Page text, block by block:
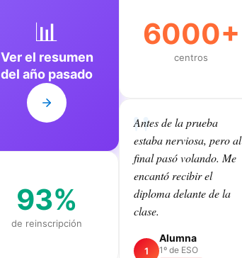
📊
Ver el resumen
del año pasado
93%
de reinscripción
6000+
centros
Antes de la prueba
estaba nerviosa, pero al
final pasó volando. Me
encantó recibir el
diploma delante de la
clase.
1
Alumna
1º de ESO